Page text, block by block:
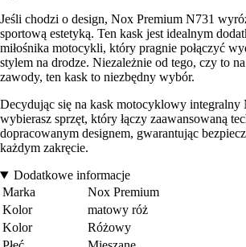
Jeśli chodzi o design, Nox Premium N731
sportową estetyką. Ten kask jest idealnym
miłośnika motocykli, który pragnie połączyć
stylem na drodze. Niezależnie od tego, czy to
zawody, ten kask to niezbędny wybór.
Decydując się na kask motocyklowy integralny
wybierasz sprzęt, który łączy zaawansowaną
dopracowanym designem, gwarantując
każdym zakręcie.
Dodatkowe informacje
Marka
Nox Premium
Kolor
matowy róż
Kolor
Różowy